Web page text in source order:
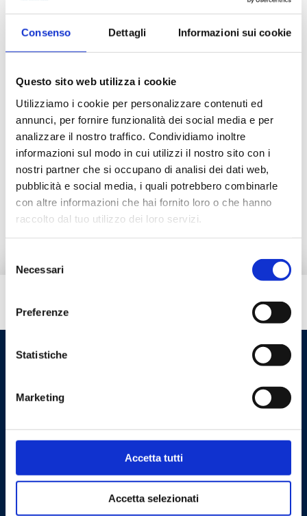
Consenso Dettagli Informazioni sui cookie
Questo sito web utilizza i cookie
Utilizziamo i cookie per personalizzare contenuti ed
annunci, per fornire funzionalità dei social media e per
analizzare il nostro traffico. Condividiamo inoltre
informazioni sul modo in cui utilizzi il nostro sito con i
nostri partner che si occupano di analisi dei dati web,
pubblicità e social media, i quali potrebbero combinarle
con altre informazioni che hai fornito loro o che hanno
raccolto dal tuo utilizzo dei loro servizi.
delNecessari
Preferenze
Statistiche
Marketing
Accetta tutti
Accetta selezionati
P30015N001I
Description
Documentation
Cookie Policy Privacy Policy